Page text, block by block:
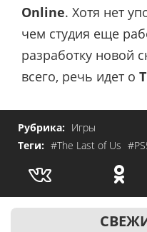
Online. Хотя нет
чем студия еще
разработку новой
всего, речь идет о
Рубрика: Игры
Теги: #The Last of Us